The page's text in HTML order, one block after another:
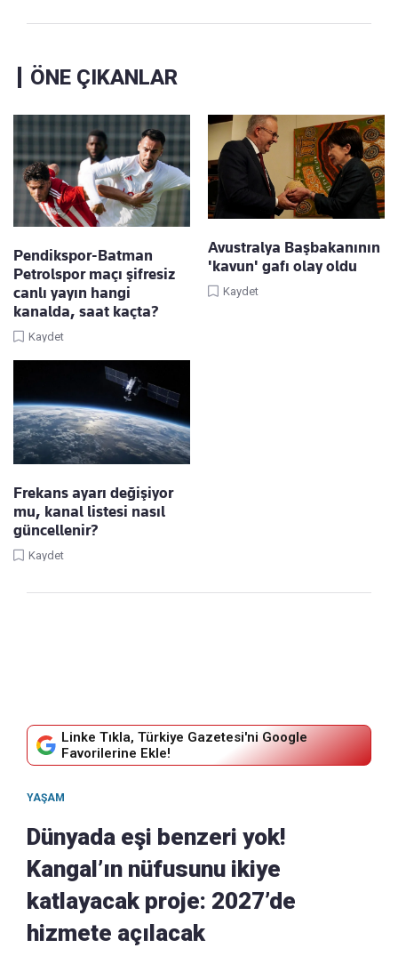
ÖNE ÇIKANLAR
Pendikspor-Batman
Petrolspor maçı şifresiz
canlı yayın hangi
kanalda, saat kaçta?
Kaydet
Avustralya Başbakanının
'kavun' gafı olay oldu
Kaydet
Frekans ayarı değişiyor
mu, kanal listesi nasıl
güncellenir?
Kaydet
Linke Tıkla, Türkiye Gazetesi'ni Google
Favorilerine Ekle!
YAŞAM
Dünyada eşi benzeri yok!
Kangal’ın nüfusunu ikiye
katlayacak proje: 2027’de
hizmete açılacak